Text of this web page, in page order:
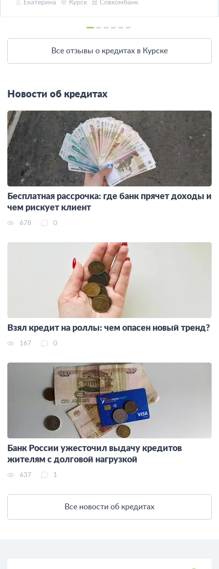
Екатерина Курск Совкомбанк
Все отзывы о кредитах в Курске
Новости об кредитах
Бесплатная рассрочка: где банк прячет доходы и
чем рискует клиент
678 0
Взял кредит на роллы: чем опасен новый тренд?
167 0
Банк России ужесточил выдачу кредитов
жителям с долговой нагрузкой
637 1
Все новости об кредитах